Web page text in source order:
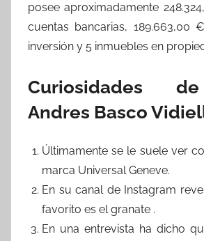
posee aproximadamente
cuentas bancarias, 189.663,00
inversión y 5 inmuebles en
Curiosidades
Andres Basco
Últimamente se le suele ver
marca Universal Geneve.
En su canal de Instagram
favorito es el granate .
En una entrevista ha dicho